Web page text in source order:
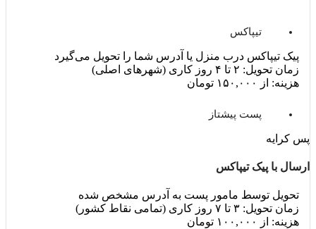
تیپاکس
پیک تیپاکس درب منزل یا آدرس شما را تحویل می‌گیرد
زمان تحویل: ۲ تا ۴ روز کاری (شهرهای اصلی)
هزینه: از ۱۵۰,۰۰۰ تومان
پست پیشتاز
پس کرایه
ارسال با پیک تیپاکس
تحویل توسط مامور پست به آدرس مشخص شده
زمان تحویل: ۳ تا ۷ روز کاری (تمامی نقاط کشور)
هزینه: از ۱۰۰,۰۰۰ تومان